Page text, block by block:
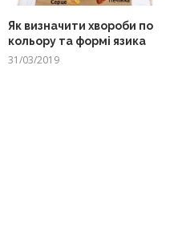
Як визначити хвороби по
кольору та формі язика
31/03/2019